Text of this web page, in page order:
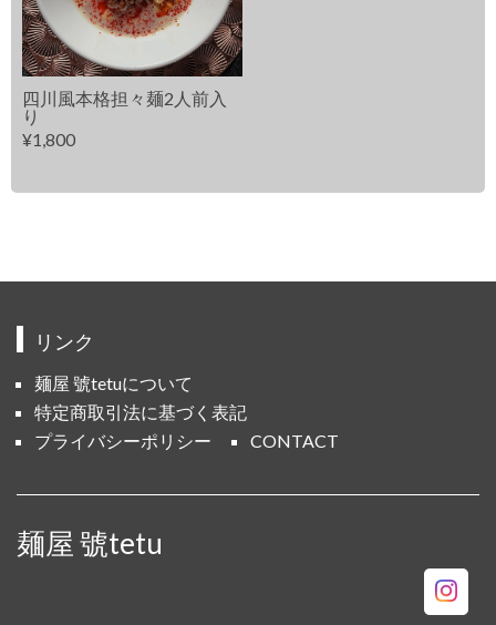
四川風本格担々麺2人前入
り
¥1,800
リンク
麺屋 號tetuについて
特定商取引法に基づく表記
プライバシーポリシー
CONTACT
麺屋 號tetu